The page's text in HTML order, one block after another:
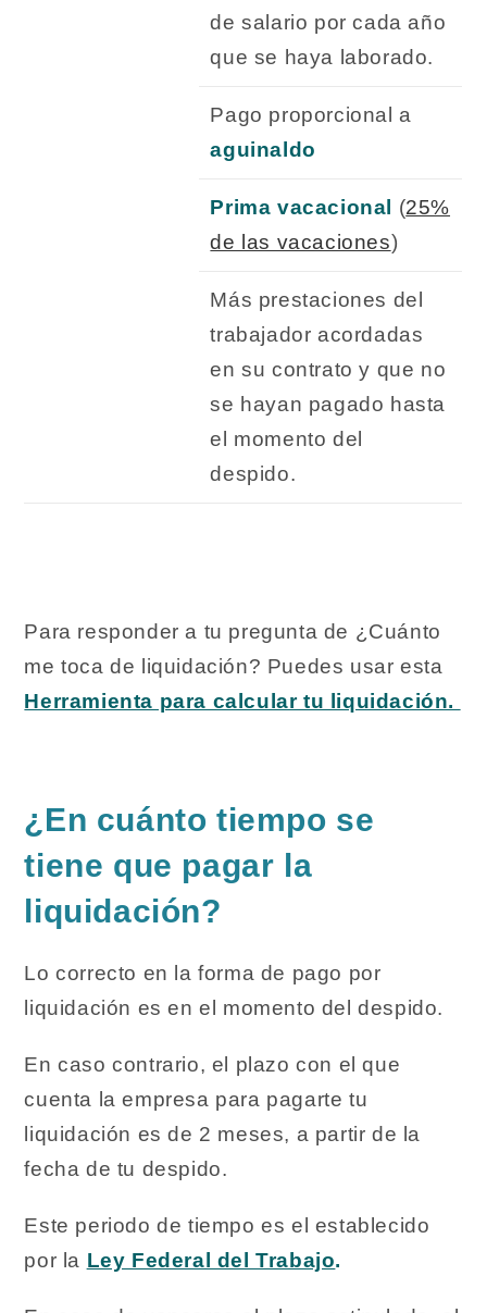
de salario por cada año
que se haya laborado.
Pago proporcional a
aguinaldo
Prima vacacional (25%
de las vacaciones)
Más prestaciones del
trabajador acordadas
en su contrato y que no
se hayan pagado hasta
el momento del
despido.
Para responder a tu pregunta de ¿Cuánto
me toca de liquidación? Puedes usar esta
Herramienta para calcular tu liquidación.
¿En cuánto tiempo se
tiene que pagar la
liquidación?
Lo correcto en la forma de pago por
liquidación es en el momento del despido.
En caso contrario, el plazo con el que
cuenta la empresa para pagarte tu
liquidación es de 2 meses, a partir de la
fecha de tu despido.
Este periodo de tiempo es el establecido
por la Ley Federal del Trabajo.